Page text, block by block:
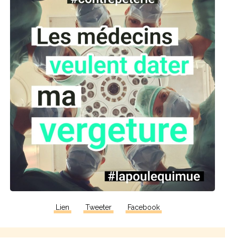
Lien Tweeter Facebook